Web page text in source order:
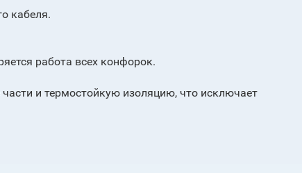
кабеля.
работа всех конфорок.
и термостойкую изоляцию, что исключает